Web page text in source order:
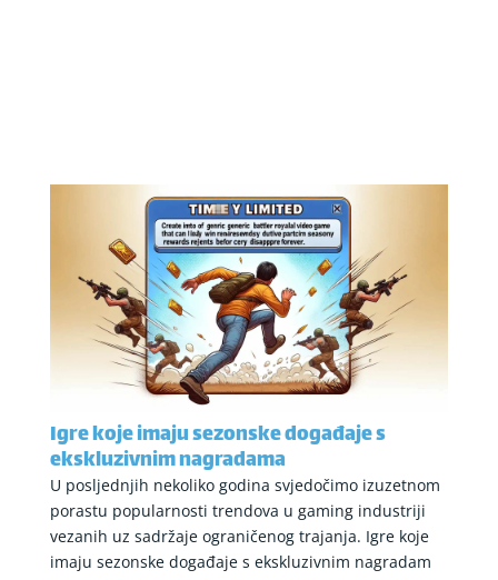
Igre koje imaju sezonske događaje s
ekskluzivnim nagradama
U posljednjih nekoliko godina svjedočimo izuzetnom
porastu popularnosti trendova u gaming industriji
vezanih uz sadržaje ograničenog trajanja. Igre koje
imaju sezonske događaje s ekskluzivnim nagradam